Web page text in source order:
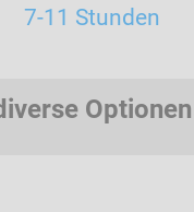
7-11 Stunden
Optionen